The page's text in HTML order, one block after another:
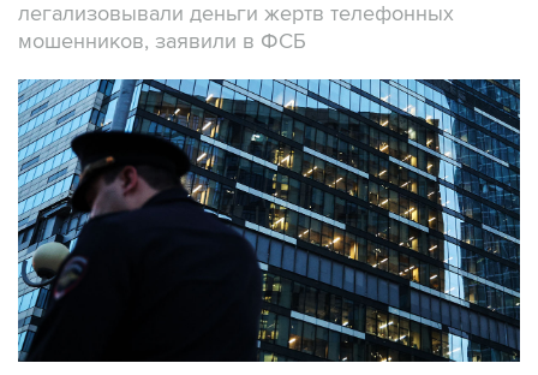
легализовывали деньги жертв телефонных
мошенников, заявили в ФСБ